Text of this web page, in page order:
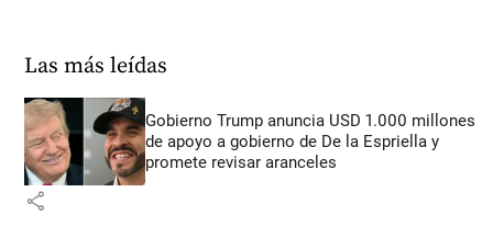
Las más leídas
Gobierno Trump anuncia USD 1.000 millones
de apoyo a gobierno de De la Espriella y
promete revisar aranceles
share